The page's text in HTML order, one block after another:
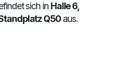
sich in Halle 6,
Q50aus.